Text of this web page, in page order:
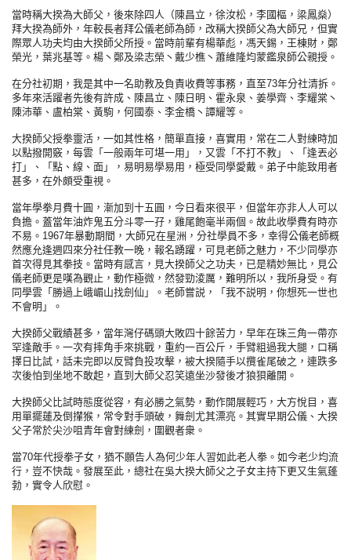
當時稱大揆為大師父，後來除四人（陳昌立，徐汝松，李國樞，梁鳳燊）
拜大揆為師外，年較長者拜公儀老師為師，改稱大揆師父為大師兄，但實
際眾人功夫均由大揆師父所授。當時前輩有楊華彪，馮天錫，王棟財，鄭
榮光，葉兆基等。楊丶鄭及梁志榮丶戴少樵丶蕭維隆均蒙鑑泉師公親授。
在分社初期，我是其中一名助教及負責收費等事務，直至73年分社清拆。
多年來活躍者先後有許成、陳昌立、陳日明、霍永泉、姜學齊、李耀棠丶
陳沛華、盧柏棠、黃駒，何國泰、李金橋丶譚耀等。
大揆師父授拳靈活，一如其性格，簡單直接，喜實用，常在二人對練時加
以點撥開竅，每雲「一般兩年可堪一用」，又雲「不打不教」、「逢丟必
打」、「點、線、面」，易明易學易用，極受同學愛戴。弟子中能致用者
甚多，在外頗受重視。
當年學拳月費十圓，漸加到十五圓，今日看來很平，但當年亦非人人可以
負擔。蓋當年油炸鬼五分斗零一孖，雞尾飽毫半兩個。故此收學費有時亦
不易。1967年暴動期間，大師兄在星洲，分社學員不多，幸得公儀老師概
然應允逢週四來分社任教一晚，報名踴躍，可見老師之魅力，不少同學亦
首次得見其拳技。當時有感言，見大揆師父之功夫，已是精妙無比，見公
儀老師更是嘆為觀止，動作極微，然發勁淩厲，難明所以，我所身受。有
同學雲「勝過上峨嵋山找劍仙」。老師嘗説，「我不説明，你想死一世也
不會明」。
大揆師父戰績甚多，當年灣仔碼頭大敗四十餘苦力，早年在珠三角一帶亦
罕逢敵手。一次有摔角手來挑戰，重約一百公斤，手臂粗過我大腿，口稱
擇日比試，話未完即以反臂負投攻擊，被大揆隨手以攬雀尾破之，連跌多
次後怕到坐地不敢起，直到大師父忍笑遠坐沙發後才狼狽離開。
大揆師父比試時態度從容，有必勝之氣勢，動作開展輕巧，大方悅目，喜
用單擺蓮及倒攆猴，常令對手頭破，舞劍尤其漂亮。其實早期公儀、大揆
父子常於尖沙咀青年會對練劍，圍觀者衆。
當70年代授拳子女，猶不願告人為何少年人習如此老人拳。如今老少均流
行，豈不快哉。發展至此，總社在吳大揆大師父之子女主持下更又生氣蓬
勃，實令人欣慰。